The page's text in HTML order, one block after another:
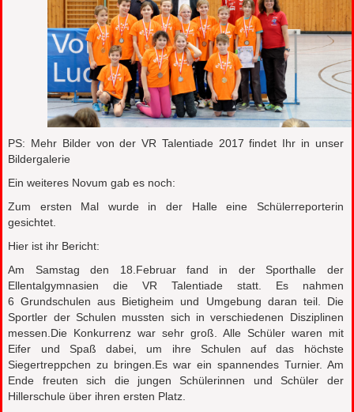
PS: Mehr Bilder von der VR Talentiade 2017 findet Ihr in unser
Bildergalerie
Ein weiteres Novum gab es noch:
Zum ersten Mal wurde in der Halle eine Schülerreporterin
gesichtet.
Hier ist ihr Bericht:
Am Samstag den 18.Februar fand in der Sporthalle der
Ellentalgymnasien die VR Talentiade statt. Es nahmen
6 Grundschulen aus Bietigheim und Umgebung daran teil. Die
Sportler der Schulen mussten sich in verschiedenen Disziplinen
messen.Die Konkurrenz war sehr groß. Alle Schüler waren mit
Eifer und Spaß dabei, um ihre Schulen auf das höchste
Siegertreppchen zu bringen.Es war ein spannendes Turnier. Am
Ende freuten sich die jungen Schülerinnen und Schüler der
Hillerschule über ihren ersten Platz.